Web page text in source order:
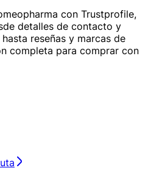
con Trustprofile,
detalles de contacto y
reseñas y marcas de
completa para comprar con